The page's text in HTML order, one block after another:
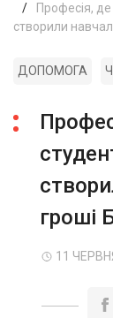
Професія, де
створили
ДОПОМОГА
гроші
11